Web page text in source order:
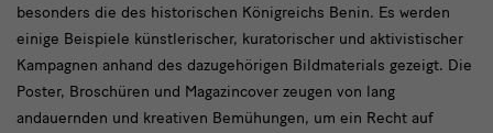
besonders die des historischen Königreichs Benin. Es werden
einige Beispiele künstlerischer, kuratorischer und aktivistischer
Kampagnen anhand des dazugehörigen Bildmaterials gezeigt. Die
Poster, Broschüren und Magazincover zeugen von lang
andauernden und kreativen Bemühungen, um ein Recht auf